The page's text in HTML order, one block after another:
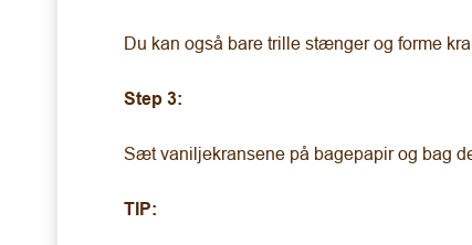
Du kan også bare trille stænger og forme
Step 3:
Sæt vaniljekransene på bagepapir og bag
TIP: